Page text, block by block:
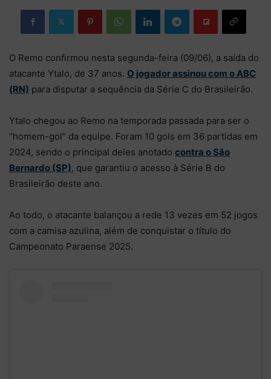
O Remo confirmou nesta segunda-feira (09/06), a saída do
atacante Ytalo, de 37 anos. O jogador assinou com o ABC
(RN) para disputar a sequência da Série C do Brasileirão.
Ytalo chegou ao Remo na temporada passada para ser o
“homem-gol” da equipe. Foram 10 gols em 36 partidas em
2024, sendo o principal deles anotado contra o São
Bernardo (SP), que garantiu o acesso à Série B do
Brasileirão deste ano.
Ao todo, o atacante balançou a rede 13 vezes em 52 jogos
com a camisa azulina, além de conquistar o título do
Campeonato Paraense 2025.